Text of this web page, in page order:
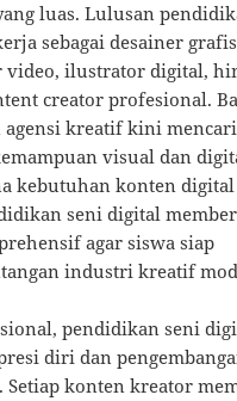
luas. Lulusan
sebagai desainer
video, ilustrator digital,
creator profesional.
agensi kreatif kini
visual dan
kebutuhan konten
seni digital
agar siswa siap
industri kreatif
pendidikan seni
diri dan
Setiap konten kreator